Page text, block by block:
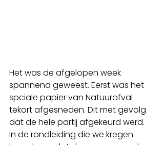
Het was de afgelopen week
spannend geweest. Eerst was het
spciale papier van Natuurafval
tekort afgesneden. Dit met gevolg
dat de hele partij afgekeurd werd.
In de rondleiding die we kregen